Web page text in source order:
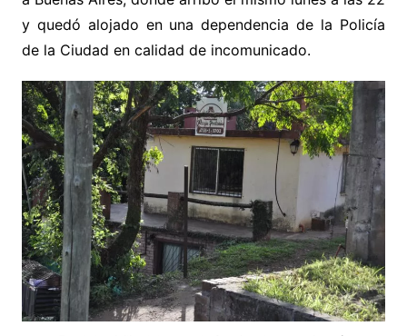
y quedó alojado en una dependencia de la Policía
de la Ciudad en calidad de incomunicado.